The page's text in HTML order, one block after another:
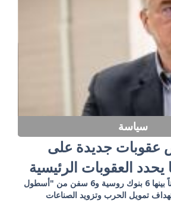
سياسة
عقوبات جديدة على
يحدد العقوبات الرئيسية
العقوبات تشمل 19 كياناً بينها 6 بنوك روسية و6 سفن من "أسطول
تمويل الحرب وتزويد الصناعات